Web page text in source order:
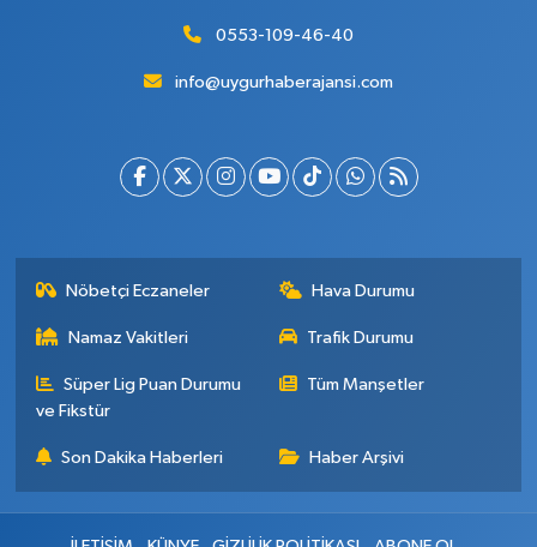
0553-109-46-40
info@uygurhaberajansi.com
Nöbetçi Eczaneler Hava Durumu
Namaz Vakitleri Trafik Durumu
Süper Lig Puan Durumu
ve Fikstür
Tüm Manşetler
Son Dakika Haberleri Haber Arşivi